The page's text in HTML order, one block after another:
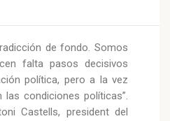
de fondo. Somos
falta pasos decisivos
política, pero a la vez
condiciones políticas”.
Castells, president del